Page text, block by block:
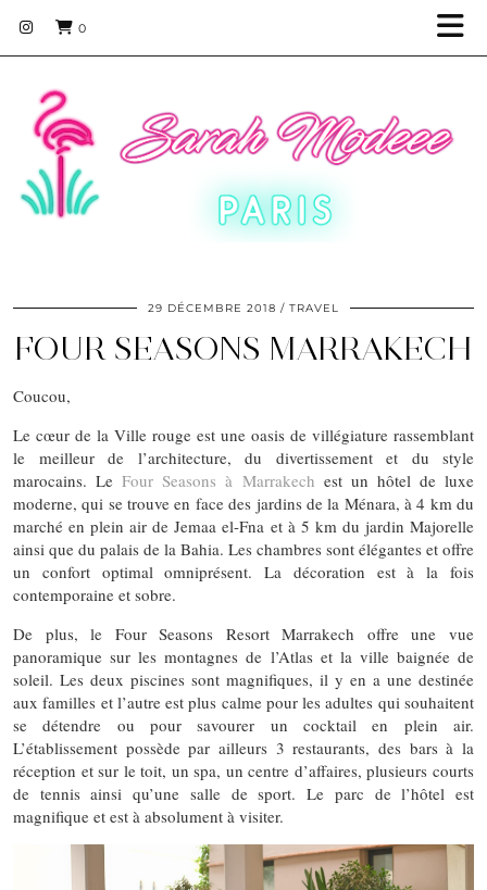
0
29 DÉCEMBRE 2018 TRAVEL
FOUR SEASONS MARRAKECH
Coucou,
Le cœur de la Ville rouge est une oasis de villégiature rassemblant
le meilleur de l’architecture, du divertissement et du style
marocains. LeFour Seasons à Marrakech est un hôtel de luxe
moderne, qui se trouve en face des jardins de la Ménara, à 4 km du
marché en plein air de Jemaa el-Fna et à 5 km du jardin Majorelle
ainsi que du palais de la Bahia. Les chambres sont élégantes et offre
un confort optimal omniprésent. La décoration est à la fois
contemporaine et sobre.
De plus, le Four Seasons Resort Marrakech offre une vue
panoramique sur les montagnes de l’Atlas et la ville baignée de
soleil. Les deux piscines sont magnifiques, il y en a une destinée
aux familles et l’autre est plus calme pour les adultes qui souhaitent
se détendre ou pour savourer un cocktail en plein air.
L’établissement possède par ailleurs 3 restaurants, des bars à la
réception et sur le toit, un spa, un centre d’affaires, plusieurs courts
de tennis ainsi qu’une salle de sport. Le parc de l’hôtel est
magnifique et est à absolument à visiter.